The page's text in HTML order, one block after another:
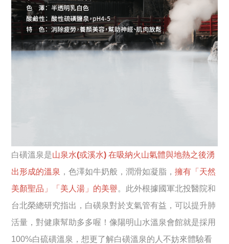
白磺溫泉是山泉水(或溪水) 在吸納火山氣體與地熱之後湧
出形成的溫泉 ，色澤如牛奶般，潤滑如凝脂，擁有「天然
美顏聖品」「美人湯」的美譽。此外根據國軍北投醫院和
台北榮總研究指出，白磺泉對於支氣管有益，可以提升肺
活量，對健康幫助多多喔！像陽明山水溫泉會館就是採用
100%白硫磺溫泉，想更了解白磺溫泉的人不妨來體驗看